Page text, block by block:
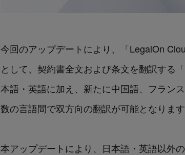
今回のアップデートにより、「LegalOn
として、契約書全文および条文を翻訳する
本語・英語に加え、新たに中国語、フラン
数の言語間で双方向の翻訳が可能となります
本アップデートにより、日本語・英語以外